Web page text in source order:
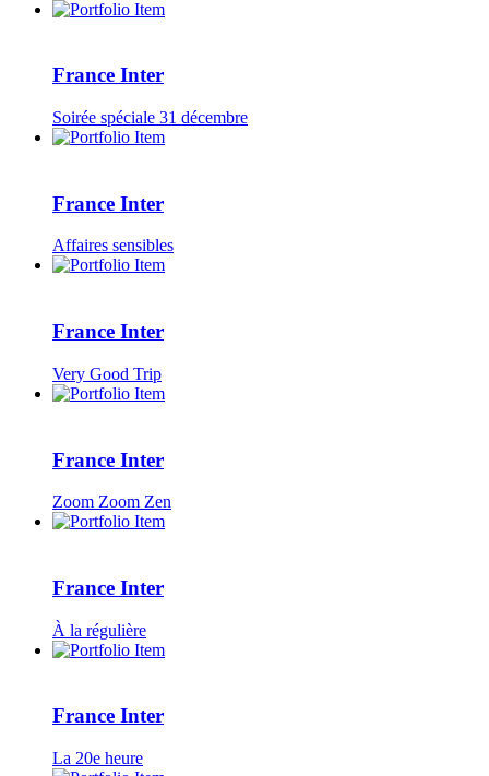
France Inter
Soirée spéciale 31 décembre
France Inter
Affaires sensibles
France Inter
Very Good Trip
France Inter
Zoom Zoom Zen
France Inter
À la régulière
France Inter
La 20e heure